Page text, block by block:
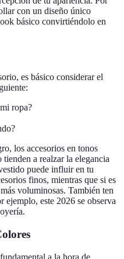
con un diseño único
básico convirtiéndolo en
es básico considerar el
ropa?
los accesorios en tonos
a realzar la elegancia
puede influir en tu
finos, mientras que si es
voluminosas. También ten
ejemplo, este 2026 se observa
a la hora de